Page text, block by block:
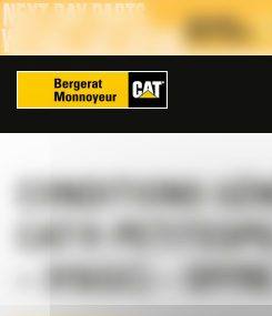
CONDITIONS
CAT®
– 315(GC)​ –
Panneau de gestion des cookies